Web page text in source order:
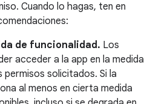
Cuando lo hagas, ten en
de funcionalidad. Los
acceder a la app en la medida
permisos solicitados. Si la
al menos en cierta medida